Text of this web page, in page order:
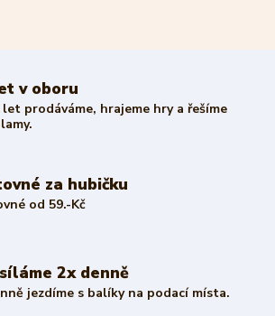
v oboru
let prodáváme, hrajeme hry a řešíme
za hubičku
od 59.-Kč
2x denně
jezdíme s balíky na podací místa.